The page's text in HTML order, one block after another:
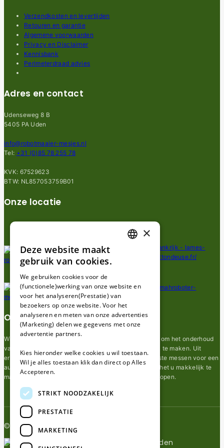
Verzendkosten en levertijden
Retouren en garantie
Algemene voorwaarden
Privacy en Disclaimer
Kennisbank
Perimeterdraad advies
Adres en contact
Udenseweg 8 B
5405 PA Uden
info@robotmaaier-mesjes.nl
Tel: +31 (0)85 78 255 78
KVK: 67529623
BTW: NL857053759B01
Onze locatie
Over ons
Wij van robotmaaier-mesjes.nl doen ons uiterste best om het onderhoud
van robot grasmaaier mesjes zo gemakkelijk mogelijk te maken. Uit
ervaring merkten we hoe lastig het kan zijn om de juiste messen voor een
automatische grasmachine te vinden. Ons doel is om het u makkelijk te
maken om de goede mesjes voor uw robotmaaier te kopen.
© 2026 Robotmaaier-mesjes.nl
GERMAN
×
Deze website maakt
gebruik van cookies.
We gebruiken cookies voor de
(functionele)werking van onze website en
voor het analyseren(Prestatie) van
bezoekers op onze website. Voor het
analyseren en meten van onze advertenties
(Marketing) delen we gegevens met onze
advertentie partners.
Kies hieronder welke cookies u wil toestaan.
Wil je alles toestaan klik dan direct op Alles
Accepteren.
STRIKT NOODZAKELIJK
PRESTATIE
MARKETING